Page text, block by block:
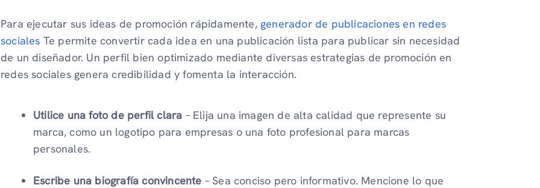
Para ejecutar sus ideas de promoción rápidamente, generador de publicaciones en redes
sociales Te permite convertir cada idea en una publicación lista para publicar sin necesidad
de un diseñador. Un perfil bien optimizado mediante diversas estrategias de promoción en
redes sociales genera credibilidad y fomenta la interacción.
Utilice una foto de perfil clara – Elija una imagen de alta calidad que represente su
marca, como un logotipo para empresas o una foto profesional para marcas
personales.
Escribe una biografía convincente – Sea conciso pero informativo. Mencione lo que